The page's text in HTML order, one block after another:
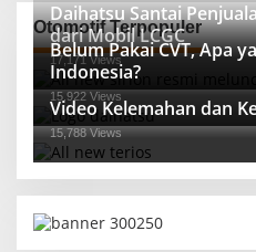
Otomotif Terpopuler
Daihatsu Santai
dari Mobil LCGC
17,171 Views
Belum Pakai CVT, Apa
Indonesia?
15,922 Views
Video Kelemahan dan
15,788 Views